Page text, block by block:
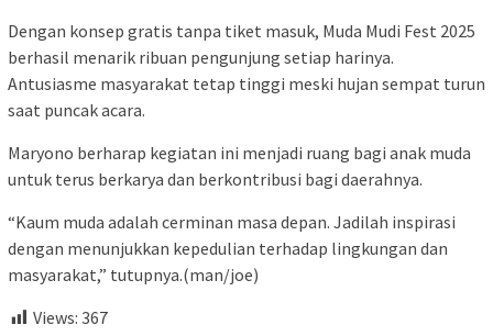
Dengan konsep gratis tanpa tiket masuk, Muda Mudi Fest 2025
berhasil menarik ribuan pengunjung setiap harinya.
Antusiasme masyarakat tetap tinggi meski hujan sempat turun
saat puncak acara.
Maryono berharap kegiatan ini menjadi ruang bagi anak muda
untuk terus berkarya dan berkontribusi bagi daerahnya.
“Kaum muda adalah cerminan masa depan. Jadilah inspirasi
dengan menunjukkan kepedulian terhadap lingkungan dan
masyarakat,” tutupnya.(man/joe)
Views: 367